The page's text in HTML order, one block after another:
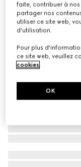
faite, contribuer à
partager nos
utiliser ce site web,
d'utilisation.
Pour plus
ce site web, veuillez
cookies.
OK